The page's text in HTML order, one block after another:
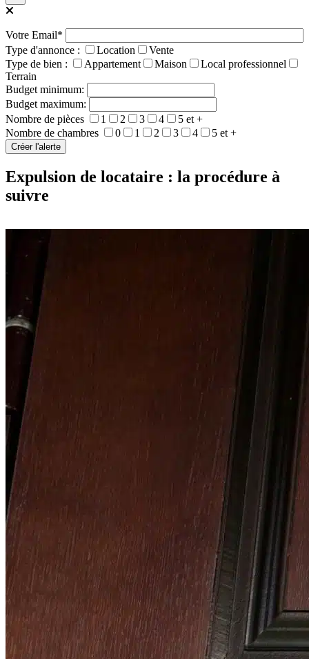
Votre Email*
Type d'annonce :
Location
Vente
Type de bien :
Appartement Maison
Local professionnel
Terrain
Budget minimum:
Budget maximum:
Nombre de pièces
1 2 3 4
5 et +
Nombre de chambres
0 1 2 3 4 5 et +
Expulsion de locataire : la procédure à
suivre